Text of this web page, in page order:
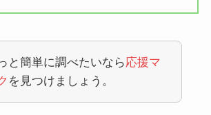
と簡単に調べたいなら応援マ
を見つけましょう。